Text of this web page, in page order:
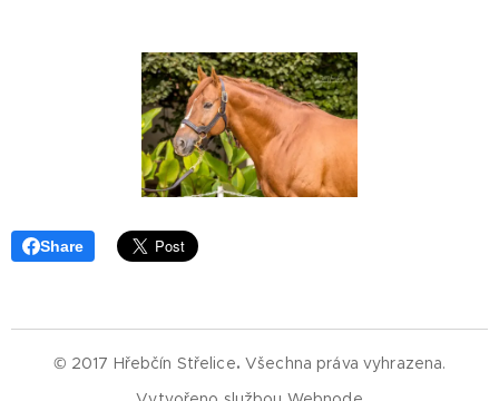
Share
© 2017 Hřebčín Střelice.Všechna práva vyhrazena.